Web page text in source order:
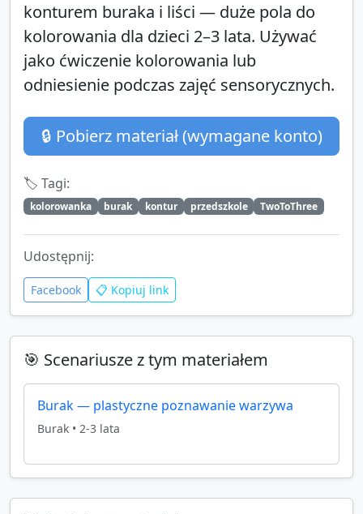
konturem buraka i liści — duże pola do
kolorowania dla dzieci 2–3 lata. Używać
jako ćwiczenie kolorowania lub
odniesienie podczas zajęć sensorycznych.
🔒 Pobierz materiał (wymagane konto)
🏷️ Tagi:
kolorowanka burak kontur przedszkole TwoToThree
Udostępnij:
Facebook 📋 Kopiuj link
🎯 Scenariusze z tym materiałem
Burak — plastyczne poznawanie warzywa
Burak • 2-3 lata